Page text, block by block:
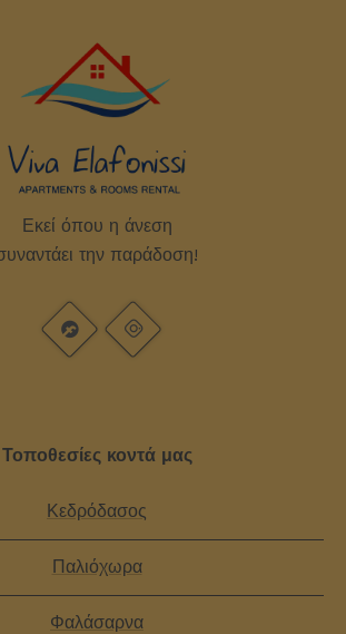
Εκεί όπου η άνεση
την παράδοση!
Τοποθεσίες κοντά μας
Κεδρόδασος
Παλιόχωρα
Φαλάσαρνα